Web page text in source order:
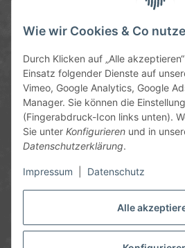
Alle
Wie wir Cookies & Co
Durch Klicken auf „Alle
Einsatz folgender Dienste auf
Vimeo, Google Analytics, Google
Manager. Sie können die
(Fingerabdruck-Icon links unten).
Sie unter Konfigurieren und in
Datenschutzerklärung.
Impressum Datenschutz
Service-Hotline
09372 / 70 80 90
Mo-Fr, 09:00-12:00 | 13:00-17:00
Hinter den Straßenäckern 11-13
63906 Erlenbach
info@chemics.eu
Gesetzliche Informationen